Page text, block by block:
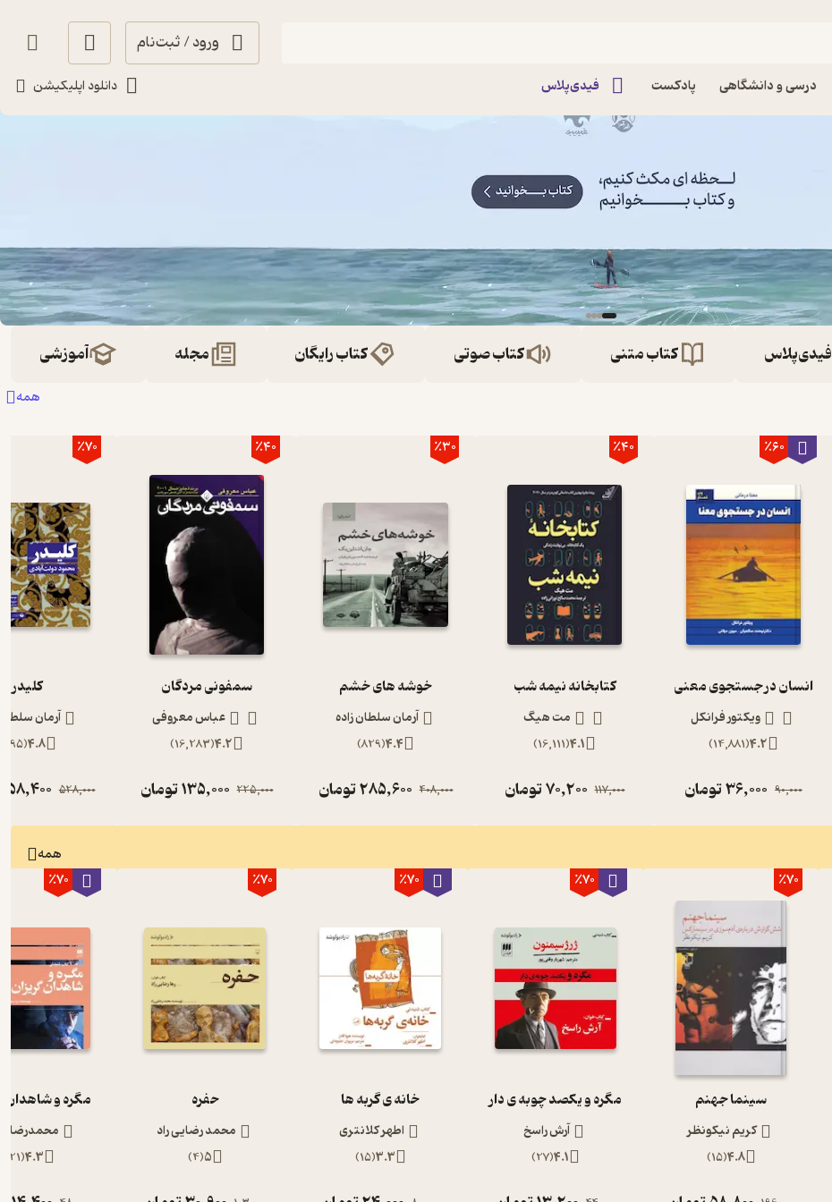
ورود / ثبت‌نام
درسی و دانشگاهی پادکست فیدی‌پلاس دانلود اپلیکیشن
فیدی‌پلاس کتاب متنی کتاب صوتی کتاب رایگان مجله آموزشی
همه
٪60
انسان در جستجوی معنی
ویکتور فرانکل
4.2
(
14,881
)
90,000
36,000تومان
٪40
کتابخانه نیمه شب
مت هیگ
4.1
(
16,111
)
117,000
70,200تومان
٪30
خوشه های خشم
آرمان سلطان زاده
4.4
(
829
)
408,000
285,600تومان
٪40
سمفونی مردگان
عباس معروفی
4.2
(
16,283
)
225,000
135,000تومان
٪70
کلیدر
آرمان
4.8
(
895
528,000
158,400
همه
٪70
سینما جهنم
کریم نیکونظر
4.8
(
15
)
٪70
مگره و یکصد چوبه ی دار
آرش راسخ
4.1
(
27
)
٪70
خانه ی گربه ها
اطهر کلانتری
3.3
(
15
)
٪70
حفره
محمد رضایی راد
5
(
4
)
٪70
مگره و شاهدان
محمدرضا
4.3
(
21